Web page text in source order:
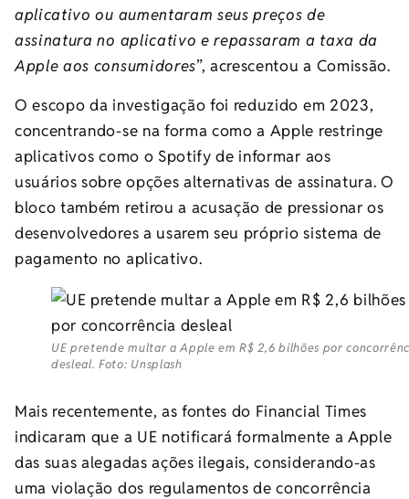
aplicativo ou aumentaram seus preços de
assinatura no aplicativo e repassaram a taxa da
Apple aos consumidores”, acrescentou a Comissão.
O escopo da investigação foi reduzido em 2023,
concentrando-se na forma como a Apple restringe
aplicativos como o Spotify de informar aos
usuários sobre opções alternativas de assinatura. O
bloco também retirou a acusação de pressionar os
desenvolvedores a usarem seu próprio sistema de
pagamento no aplicativo.
UE pretende multar a Apple em R$ 2,6 bilhões por
desleal. Foto: Unsplash
Mais recentemente, as fontes do Financial Times
indicaram que a UE notificará formalmente a Apple
das suas alegadas ações ilegais, considerando-as
uma violação dos regulamentos de concorrência